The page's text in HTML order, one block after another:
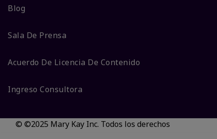
Blog
Sala De Prensa
Acuerdo De Licencia De Contenido
Ingreso Consultora
© ©2025 Mary Kay Inc. Todos los derechos